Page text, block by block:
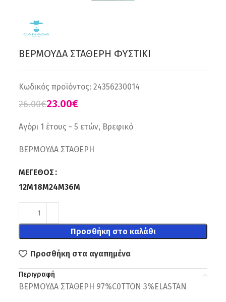
ΒΕΡΜΟΥΔΑ ΣΤΑΘΕΡΗ ΦΥΣΤΙΚΙ
Κωδικός προϊόντος:24356230014
26.00€23.00€
Αγόρι 1 έτους - 5 ετών, Βρεφικό
ΒΕΡΜΟΥΔΑ ΣΤΑΘΕΡΗ
ΜΈΓΕΘΟΣ
12M18M24M36Μ
Προσθήκη στο καλάθι
Προσθήκη στα αγαπημένα
Περιγραφή
ΒΕΡΜΟΥΔΑ ΣΤΑΘΕΡΗ 97%C0TTON 3%ELASTAN